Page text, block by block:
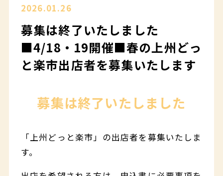
2026.01.26
募集は終了いたしました
■4/18・19開催■春の上州どっ
と楽市出店者を募集いたします
募集は終了いたしました
「上州どっと楽市」の出店者を募集いたしま
す。